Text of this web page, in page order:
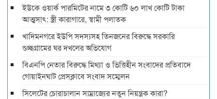
ইউকে ওয়ার্ক পারমিটের নামে ৩ কোটি ৬০ লাখ কোটি টাকা
আত্মসাৎ: স্ত্রী কারাগারে, স্বামী পলাতক
খাদিমনগরে ইউপি সদস্যসহ তিনজনের বিরুদ্ধে সরকারি
গুচ্ছগ্রামের ঘর দখলের অভিযোগ
বিএনপি নেতার বিরুদ্ধে মিথ্যা ও ভিত্তিহীন সংবাদের প্রতিবাদে
গোয়াইনঘাট প্রেসক্লাবে সংবাদ সম্মেলন
সিলেটের চোরাচালান সাম্রাজ্যের নতুন নিয়ন্ত্রক কারা?